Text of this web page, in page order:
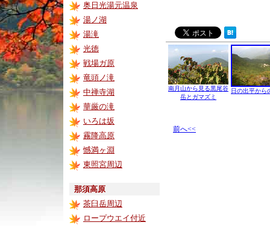
奥日光湯元温泉
湯ノ湖
湯滝
光徳
戦場ガ原
竜頭ノ滝
中禅寺湖
華厳の滝
いろは坂
霧降高原
憾満ヶ淵
東照宮周辺
那須高原
茶臼岳周辺
ロープウエイ付近
南月山から見る黒尾谷
岳とガマズミ
日の出平から
前へ<<